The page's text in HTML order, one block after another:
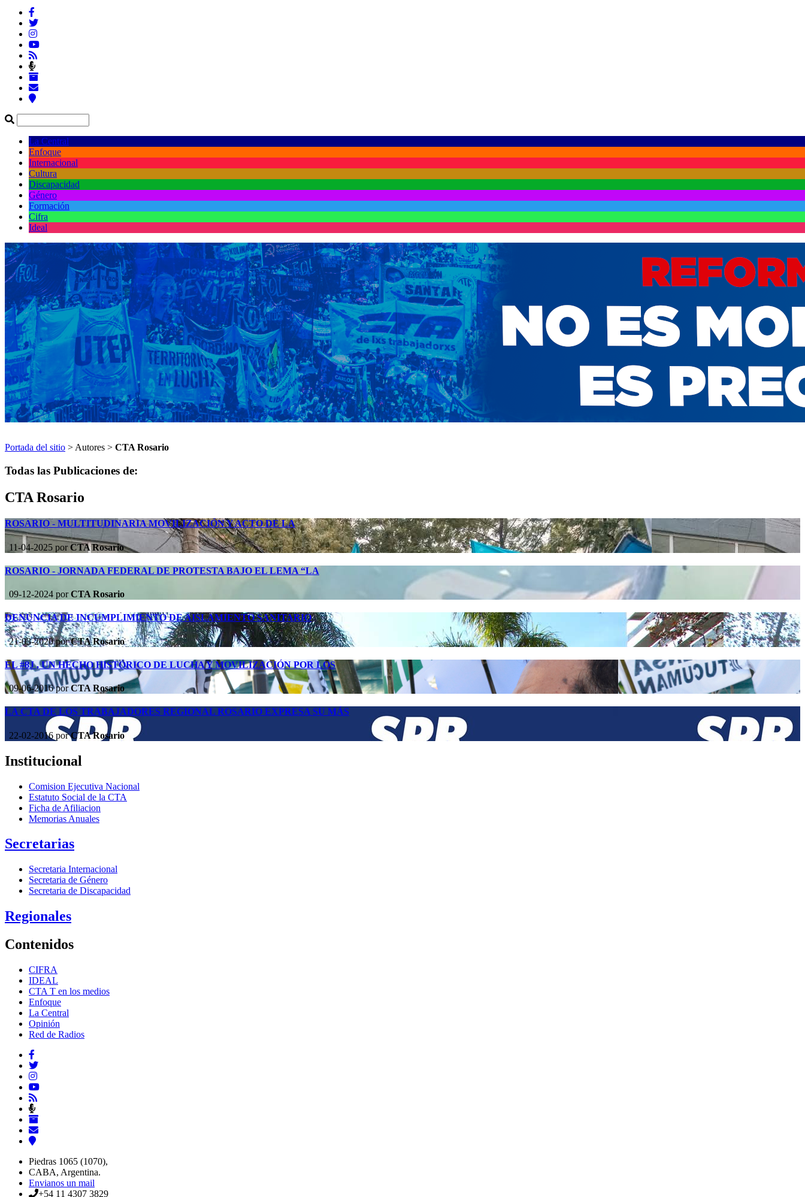
La Central
Enfoque
Internacional
Cultura
Discapacidad
Género
Formación
Cifra
Ideal
Portada del sitio > Autores > CTA Rosario
Todas las Publicaciones de:
CTA Rosario
ROSARIO - MULTITUDINARIA MOVILIZACIÓN Y ACTO DE LA
11-04-2025 porCTA Rosario
ROSARIO - JORNADA FEDERAL DE PROTESTA BAJO EL LEMA “LA
09-12-2024 porCTA Rosario
DENUNCIA DE INCUMPLIMIENTO DE AISLAMIENTO SANITARIO
21-03-2020porCTA Rosario
EL #8J , UN HECHO HISTÓRICO DE LUCHA Y MOVILIZACIÓN POR LOS
09-06-2016porCTA Rosario
LA CTA DE LOS TRABAJADORES REGIONAL ROSARIO EXPRESA SU MÁS
22-02-2016 porCTA Rosario
Institucional
Comision Ejecutiva Nacional
Estatuto Social de la CTA
Ficha de Afiliacion
Memorias Anuales
Secretarias
Secretaria Internacional
Secretaria de Género
Secretaria de Discapacidad
Regionales
Contenidos
CIFRA
IDEAL
CTA T en los medios
Enfoque
La Central
Opinión
Red de Radios
Piedras 1065 (1070),
CABA, Argentina.
Envianos un mail
+54 11 4307 3829